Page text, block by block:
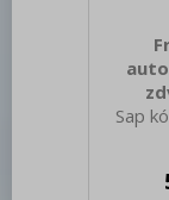
Sap
netto